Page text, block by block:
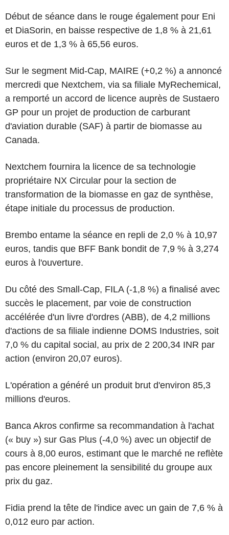
Début de séance dans le rouge également pour Eni
et DiaSorin, en baisse respective de 1,8 % à 21,61
euros et de 1,3 % à 65,56 euros.
Sur le segment Mid-Cap, MAIRE (+0,2 %) a annoncé
mercredi que Nextchem, via sa filiale MyRechemical,
a remporté un accord de licence auprès de Sustaero
GP pour un projet de production de carburant
d'aviation durable (SAF) à partir de biomasse au
Canada.
Nextchem fournira la licence de sa technologie
propriétaire NX Circular pour la section de
transformation de la biomasse en gaz de synthèse,
étape initiale du processus de production.
Brembo entame la séance en repli de 2,0 % à 10,97
euros, tandis que BFF Bank bondit de 7,9 % à 3,274
euros à l'ouverture.
Du côté des Small-Cap, FILA (-1,8 %) a finalisé avec
succès le placement, par voie de construction
accélérée d'un livre d'ordres (ABB), de 4,2 millions
d'actions de sa filiale indienne DOMS Industries, soit
7,0 % du capital social, au prix de 2 200,34 INR par
action (environ 20,07 euros).
L'opération a généré un produit brut d'environ 85,3
millions d'euros.
Banca Akros confirme sa recommandation à l'achat
(« buy ») sur Gas Plus (-4,0 %) avec un objectif de
cours à 8,00 euros, estimant que le marché ne reflète
pas encore pleinement la sensibilité du groupe aux
prix du gaz.
Fidia prend la tête de l'indice avec un gain de 7,6 % à
0,012 euro par action.